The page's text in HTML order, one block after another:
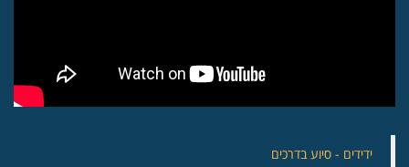
‏ידידים - סיוע בדרכים